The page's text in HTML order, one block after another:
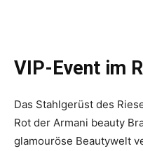
VIP-Event im
Das Stahlgerüst des
Rot der Armani beauty
glamouröse Beautywelt